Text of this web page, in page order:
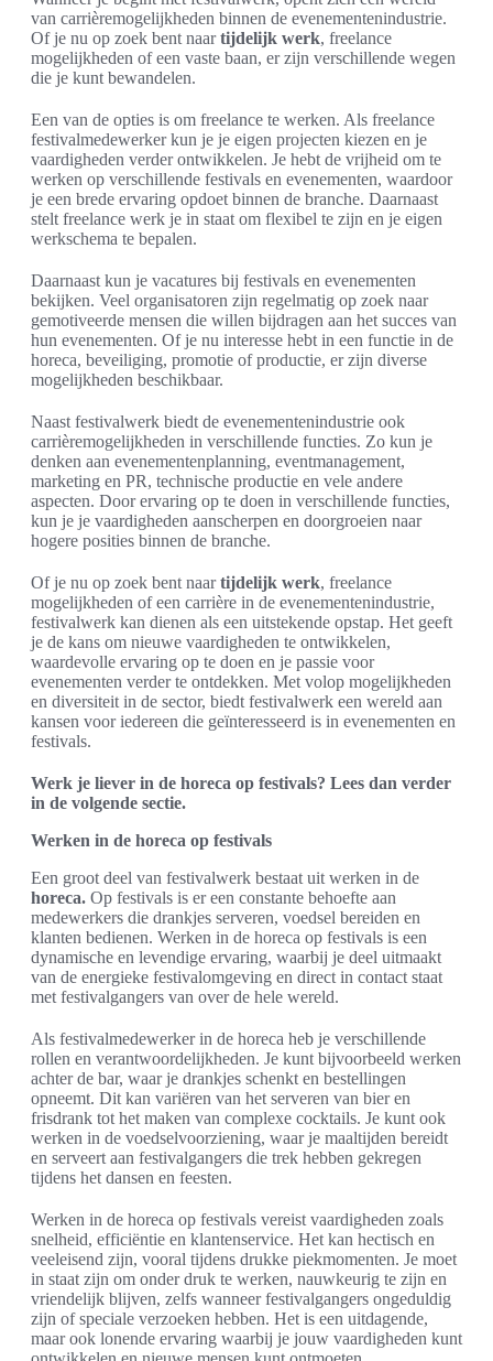
van carrièremogelijkheden binnen de evenementenindustrie.
Of je nu op zoek bent naartijdelijk werk, freelance
mogelijkheden of een vaste baan, er zijn verschillende wegen
die je kunt bewandelen.
Een van de opties is om freelance te werken. Als freelance
festivalmedewerker kun je je eigen projecten kiezen en je
vaardigheden verder ontwikkelen. Je hebt de vrijheid om te
werken op verschillende festivals en evenementen, waardoor
je een brede ervaring opdoet binnen de branche. Daarnaast
stelt freelance werk je in staat om flexibel te zijn en je eigen
werkschema te bepalen.
Daarnaast kun je vacatures bij festivals en evenementen
bekijken. Veel organisatoren zijn regelmatig op zoek naar
gemotiveerde mensen die willen bijdragen aan het succes van
hun evenementen. Of je nu interesse hebt in een functie in de
horeca, beveiliging, promotie of productie, er zijn diverse
mogelijkheden beschikbaar.
Naast festivalwerk biedt de evenementenindustrie ook
carrièremogelijkheden in verschillende functies. Zo kun je
denken aan evenementenplanning, eventmanagement,
marketing en PR, technische productie en vele andere
aspecten. Door ervaring op te doen in verschillende functies,
kun je je vaardigheden aanscherpen en doorgroeien naar
hogere posities binnen de branche.
Of je nu op zoek bent naartijdelijk werk, freelance
mogelijkheden of een carrière in de evenementenindustrie,
festivalwerk kan dienen als een uitstekende opstap. Het geeft
je de kans om nieuwe vaardigheden te ontwikkelen,
waardevolle ervaring op te doen en je passie voor
evenementen verder te ontdekken. Met volop mogelijkheden
en diversiteit in de sector, biedt festivalwerk een wereld aan
kansen voor iedereen die geïnteresseerd is in evenementen en
festivals.
Werk je liever in de horeca op festivals? Lees dan verder
in de volgende sectie.
Werken in de horeca op festivals
Een groot deel van festivalwerk bestaat uit werken in de
horeca. Op festivals is er een constante behoefte aan
medewerkers die drankjes serveren, voedsel bereiden en
klanten bedienen. Werken in de horeca op festivals is een
dynamische en levendige ervaring, waarbij je deel uitmaakt
van de energieke festivalomgeving en direct in contact staat
met festivalgangers van over de hele wereld.
Als festivalmedewerker in de horeca heb je verschillende
rollen en verantwoordelijkheden. Je kunt bijvoorbeeld werken
achter de bar, waar je drankjes schenkt en bestellingen
opneemt. Dit kan variëren van het serveren van bier en
frisdrank tot het maken van complexe cocktails. Je kunt ook
werken in de voedselvoorziening, waar je maaltijden bereidt
en serveert aan festivalgangers die trek hebben gekregen
tijdens het dansen en feesten.
Werken in de horeca op festivals vereist vaardigheden zoals
snelheid, efficiëntie en klantenservice. Het kan hectisch en
veeleisend zijn, vooral tijdens drukke piekmomenten. Je moet
in staat zijn om onder druk te werken, nauwkeurig te zijn en
vriendelijk blijven, zelfs wanneer festivalgangers ongeduldig
zijn of speciale verzoeken hebben. Het is een uitdagende,
maar ook lonende ervaring waarbij je jouw vaardigheden kunt